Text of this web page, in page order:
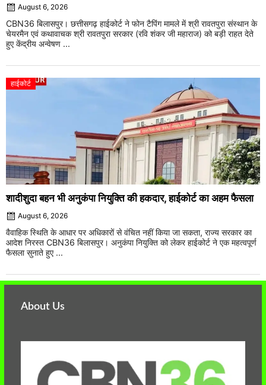
August 6, 2026
CBN36 बिलासपुर। छत्तीसगढ़ हाईकोर्ट ने फोन टैपिंग मामले में श्री रावतपुरा संस्थान के
चेयरमैन एवं कथावाचक श्री रावतपुरा सरकार (रवि शंकर जी महाराज) को बड़ी राहत देते
हुए केंद्रीय अन्वेषण ...
हाईकोर्ट
शादीशुदा बहन भी अनुकंपा नियुक्ति की हकदार, हाईकोर्ट का अहम फैसला
August 6, 2026
वैवाहिक स्थिति के आधार पर अधिकारों से वंचित नहीं किया जा सकता, राज्य सरकार का
आदेश निरस्त CBN36 बिलासपुर। अनुकंपा नियुक्ति को लेकर हाईकोर्ट ने एक महत्वपूर्ण
फैसला सुनाते हुए ...
About Us